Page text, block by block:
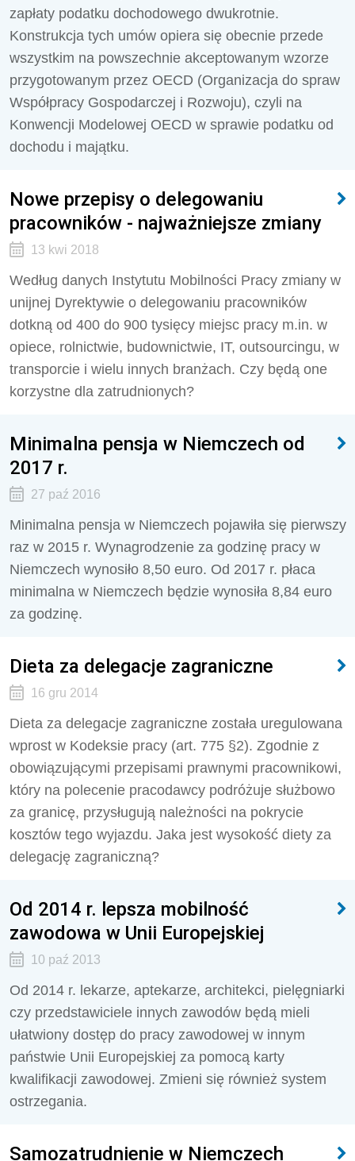
zapłaty podatku dochodowego dwukrotnie.
Konstrukcja tych umów opiera się obecnie przede
wszystkim na powszechnie akceptowanym wzorze
przygotowanym przez OECD (Organizacja do spraw
Współpracy Gospodarczej i Rozwoju), czyli na
Konwencji Modelowej OECD w sprawie podatku od
dochodu i majątku.
Nowe przepisy o delegowaniu
pracowników - najważniejsze zmiany
13 kwi 2018
Według danych Instytutu Mobilności Pracy zmiany w
unijnej Dyrektywie o delegowaniu pracowników
dotkną od 400 do 900 tysięcy miejsc pracy m.in. w
opiece, rolnictwie, budownictwie, IT, outsourcingu, w
transporcie i wielu innych branżach. Czy będą one
korzystne dla zatrudnionych?
Minimalna pensja w Niemczech od
2017 r.
27 paź 2016
Minimalna pensja w Niemczech pojawiła się pierwszy
raz w 2015 r. Wynagrodzenie za godzinę pracy w
Niemczech wynosiło 8,50 euro. Od 2017 r. płaca
minimalna w Niemczech będzie wynosiła 8,84 euro
za godzinę.
Dieta za delegacje zagraniczne
16 gru 2014
Dieta za delegacje zagraniczne została uregulowana
wprost w Kodeksie pracy (art. 775 §2). Zgodnie z
obowiązującymi przepisami prawnymi pracownikowi,
który na polecenie pracodawcy podróżuje służbowo
za granicę, przysługują należności na pokrycie
kosztów tego wyjazdu. Jaka jest wysokość diety za
delegację zagraniczną?
Od 2014 r. lepsza mobilność
zawodowa w Unii Europejskiej
10 paź 2013
Od 2014 r. lekarze, aptekarze, architekci, pielęgniarki
czy przedstawiciele innych zawodów będą mieli
ułatwiony dostęp do pracy zawodowej w innym
państwie Unii Europejskiej za pomocą karty
kwalifikacji zawodowej. Zmieni się również system
ostrzegania.
Samozatrudnienie w Niemczech